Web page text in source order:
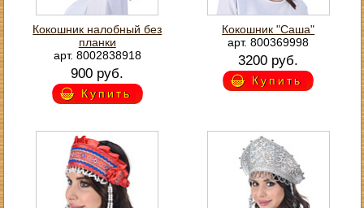
Кокошник налобный без
планки
арт. 8002838918
900 руб.
Купить
Кокошник "Саша"
арт. 800369998
3200 руб.
Купить